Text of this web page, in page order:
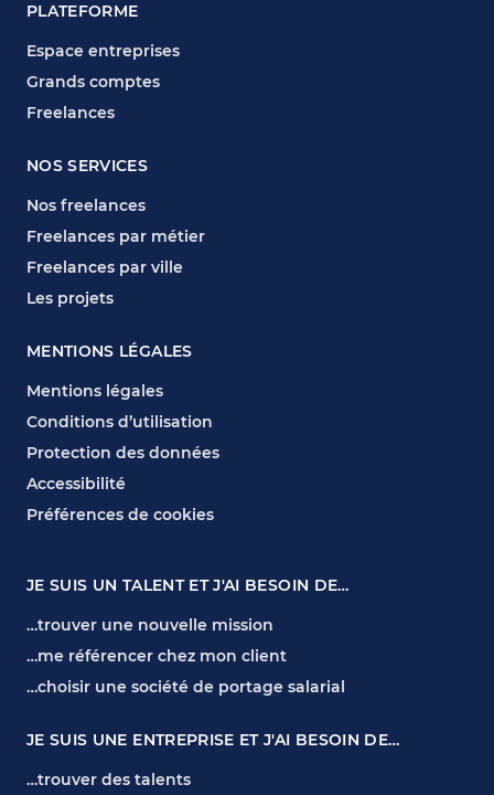
PLATEFORME
Espace entreprises
Grands comptes
Freelances
NOS SERVICES
Nos freelances
Freelances par métier
Freelances par ville
Les projets
MENTIONS LÉGALES
Mentions légales
Conditions d’utilisation
Protection des données
Accessibilité
Préférences de cookies
JE SUIS UN TALENT ET J'AI BESOIN DE…
…trouver une nouvelle mission
…me référencer chez mon client
…choisir une société de portage salarial
JE SUIS UNE ENTREPRISE ET J'AI BESOIN DE…
…trouver des talents